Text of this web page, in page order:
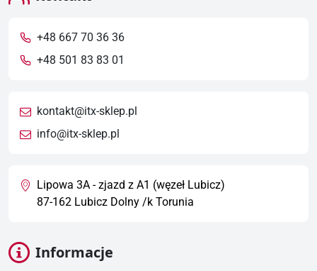
+48 667 70 36 36
+48 501 83 83 01
kontakt@itx-sklep.pl
info@itx-sklep.pl
Lipowa 3A - zjazd z A1 (węzeł Lubicz)
87-162 Lubicz Dolny /k Torunia
Informacje